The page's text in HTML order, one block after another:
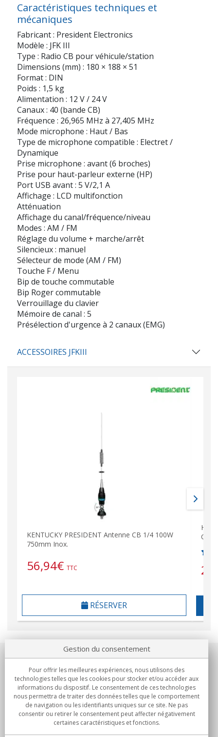
Caractéristiques techniques et
mécaniques
Fabricant : President Electronics
Modèle : JFK III
Type : Radio CB pour véhicule/station
Dimensions (mm) : 180 × 188 × 51
Format : DIN
Poids : 1,5 kg
Alimentation : 12 V / 24 V
Canaux : 40 (bande CB)
Fréquence : 26,965 MHz à 27,405 MHz
Mode microphone : Haut / Bas
Type de microphone compatible : Electret /
Dynamique
Prise microphone : avant (6 broches)
Prise pour haut-parleur externe (HP)
Port USB avant : 5 V/2,1 A
Affichage : LCD multifonction
Atténuation
Affichage du canal/fréquence/niveau
Modes : AM / FM
Réglage du volume + marche/arrêt
Silencieux : manuel
Sélecteur de mode (AM / FM)
Touche F / Menu
Bip de touche commutable
Bip Roger commutable
Verrouillage du clavier
Mémoire de canal : 5
Présélection d'urgence à 2 canaux (EMG)
ACCESSOIRES JFKIII
KENTUCKY PRESIDENT Antenne CB 1/4 100W
750mm Inox.
56,94€ TTC
RÉSERVER
CB-
Notre société
Engagements
Achats
Gestion du consentement
Pour offrir les meilleures expériences, nous utilisons des
technologies telles que les cookies pour stocker et/ou accéder aux
informations du dispositif. Le consentement de ces technologies
nous permettra de traiter des données telles que le comportement
de navigation ou les identifiants uniques sur ce site. Ne pas
consentir ou retirer le consentement peut affecter négativement
certaines caractéristiques et fonctions.